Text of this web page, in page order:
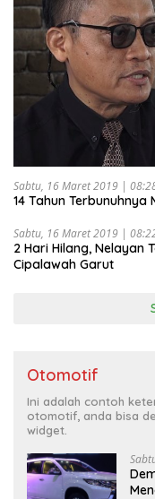
Sabtu, 16 Maret 2019 |
14 Tahun Terbunuhnya
Sabtu, 16 Maret 2019 |
2 Hari Hilang, Nelayan
Cipalawah Garut
Otomotif
Ini adalah contoh
otomotif, anda bisa
widget.